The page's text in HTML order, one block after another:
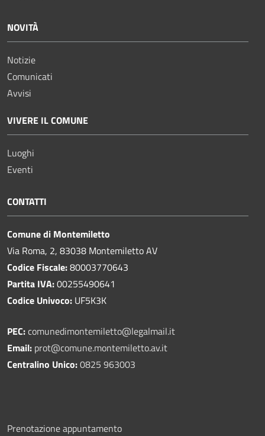
NOVITÀ
Notizie
Comunicati
Avvisi
VIVERE IL COMUNE
Luoghi
Eventi
CONTATTI
Comune di Montemiletto
Via Roma, 2, 83038 Montemiletto AV
Codice Fiscale:80003770643
Partita IVA:00255490641
Codice Univoco: UF5K3K
PEC:comunedimontemiletto@legalmail.it
Email: prot@comune.montemiletto.av.it
Centralino Unico:0825 963003
Prenotazione appuntamento